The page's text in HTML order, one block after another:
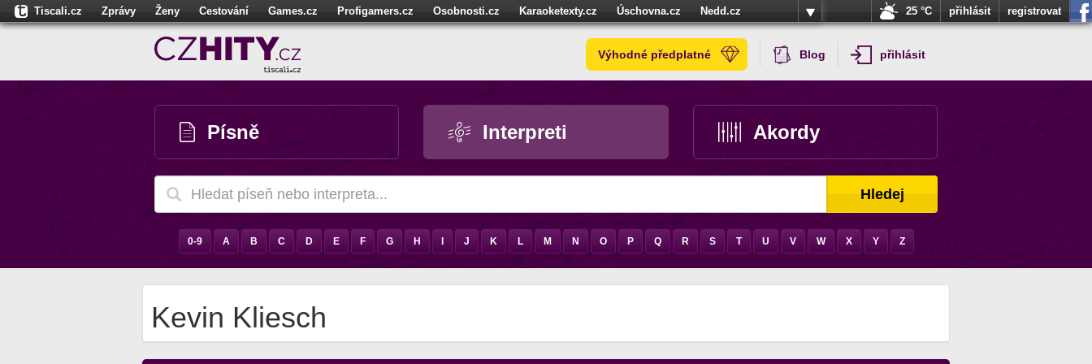
Tiscali.cz Zprávy Ženy Cestování Games.cz Profigamers.cz Osobnosti.cz Karaoketexty.cz Úschovna.cz
Nedd.cz
Sport Dokina.cz CZhity.cz
25 °C přihlásit registrovat
Výhodné předplatné Blog přihlásit
Písně Interpreti Akordy
Hledej
0-9 A B C D E F G H J K L M N O P Q R S T U V W X Y Z
Kevin Kliesch